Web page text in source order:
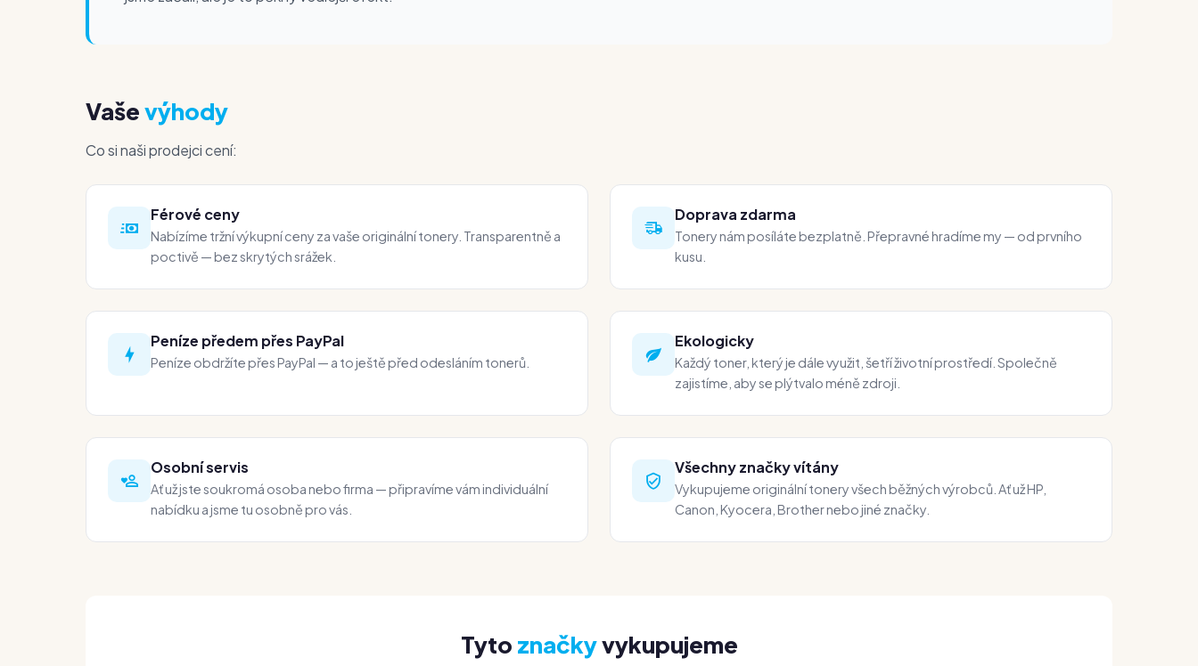
Vaševýhody
Co si naši prodejci cení:
Férové ceny
Nabízíme tržní výkupní ceny za vaše originální tonery. Transparentně a
poctivě — bez skrytých srážek.
Doprava zdarma
Tonery nám posíláte bezplatně. Přepravné hradíme my — od prvního
kusu.
Peníze předem přes PayPal
Peníze obdržíte přes PayPal — a to ještě před odesláním tonerů.
Ekologicky
Každý toner, který je dále využit, šetří životní prostředí. Společně
zajistíme, aby se plýtvalo méně zdroji.
Osobní servis
Ať už jste soukromá osoba nebo firma — připravíme vám individuální
nabídku a jsme tu osobně pro vás.
Všechny značky vítány
Vykupujeme originální tonery všech běžných výrobců. Ať už HP,
Canon, Kyocera, Brother nebo jiné značky.
Tyto značkyvykupujeme